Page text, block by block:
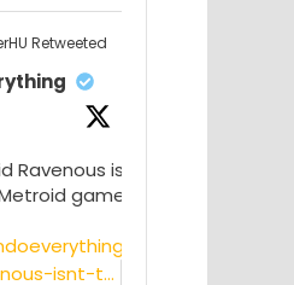
Retweeted
Ravenous isn’t
game on
rumor-
isnt-t...